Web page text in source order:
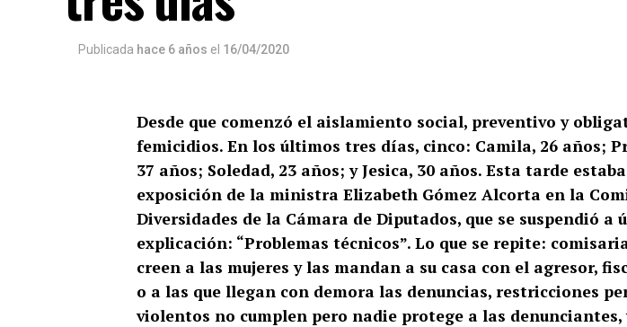
Publicada hace 6 años el 16/04/2020
Desde que comenzó el aislamiento social, preventivo y
femicidios. En los últimos tres días, cinco: Camila, 26 años;
37 años; Soledad, 23 años; y Jesica, 30 años. Esta tarde
exposición de la ministra Elizabeth Gómez Alcorta en la
Diversidades de la Cámara de Diputados, que se suspendió
explicación: “Problemas técnicos”. Lo que se repite:
creen a las mujeres y las mandan a su casa con el agresor,
o a las que llegan con demora las denuncias, restricciones
violentos no cumplen pero nadie protege a las